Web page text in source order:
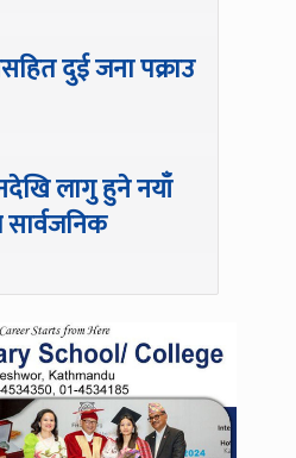
दुई जना पक्राउ
लागु हुने नयाँ